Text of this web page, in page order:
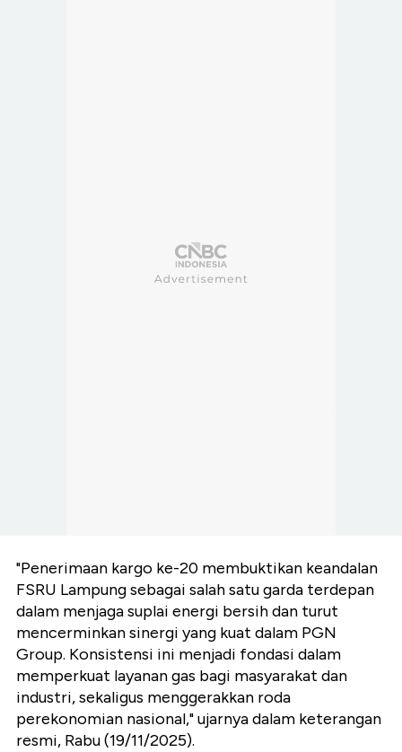
"Penerimaan kargo ke-20 membuktikan keandalan
FSRU Lampung sebagai salah satu garda terdepan
dalam menjaga suplai energi bersih dan turut
mencerminkan sinergi yang kuat dalam PGN
Group. Konsistensi ini menjadi fondasi dalam
memperkuat layanan gas bagi masyarakat dan
industri, sekaligus menggerakkan roda
perekonomian nasional," ujarnya dalam keterangan
resmi, Rabu (19/11/2025).